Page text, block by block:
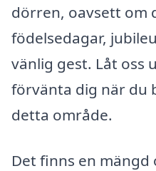
dörren, oavsett om
födelsedagar,
vänlig gest. Låt oss
förvänta dig när du
detta område.
Det finns en